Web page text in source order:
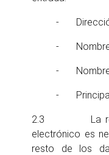
-
- Nombre
- Nombre
-
2.3 La
electrónico es
resto de los